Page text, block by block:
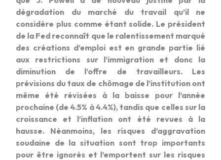
dégradation du marché du travail qu’il ne
considère plus comme étant solide. Le président
de la Fed reconnaît que le ralentissement marqué
des créations d’emploi est en grande partie lié
aux restrictions sur l’immigration et donc la
diminution de l’offre de travailleurs. Les
prévisions du taux de chômage de l’institution ont
même été révisées à la baisse pour l’année
prochaine (de 4.5% à 4.4%), tandis que celles sur la
croissance et l’inflation ont été revues à la
hausse. Néanmoins, les risques d’aggravation
soudaine de la situation sont trop importants
pour être ignorés et l’emportent sur les risques